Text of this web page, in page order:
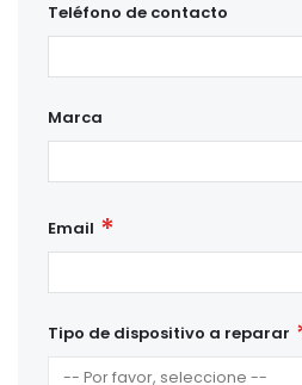
Teléfono de contacto
Marca
Email
Tipo de dispositivo a reparar